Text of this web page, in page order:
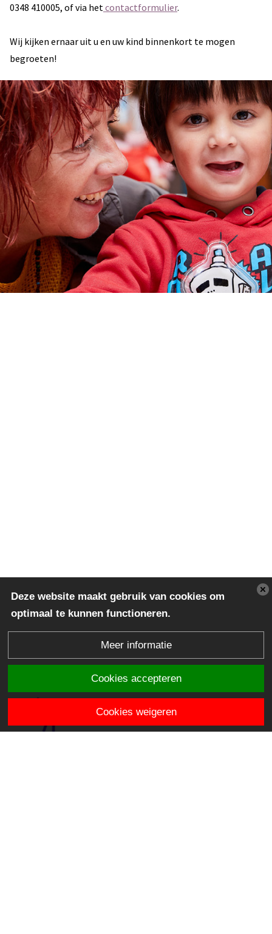
0348 410005, of via het contactformulier.
Wij kijken ernaar uit u en uw kind binnenkort te mogen
begroeten!
Deze website maakt gebruik van cookies om
optimaal te kunnen functioneren.
Meer informatie
Cookies accepteren
Cookies weigeren